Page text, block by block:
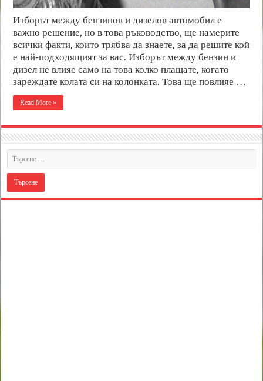
Изборът между бензинов и дизелов автомобил е
важно решение, но в това ръководство, ще намерите
всички факти, които трябва да знаете, за да решите кой
е най-подходящият за вас. Изборът между бензин и
дизел не влияе само на това колко плащате, когато
зареждате колата си на колонката. Това ще повлияе …
Read More »